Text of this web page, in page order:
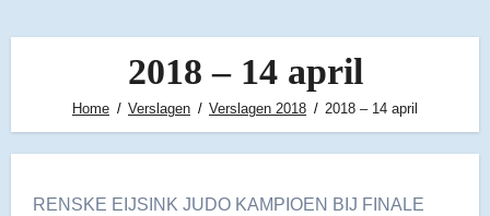
2018 – 14 april
Home Verslagen Verslagen 2018 2018 – 14 april
RENSKE EIJSINK JUDO KAMPIOEN BIJ FINALE